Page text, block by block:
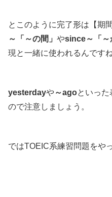
とこのように完了形は【期
～「～の間」 やsince～「～
現と一緒に使われるんですね
yesterdayや～agoといっ
ので注意しましょう。
ではTOEIC系練習問題をや